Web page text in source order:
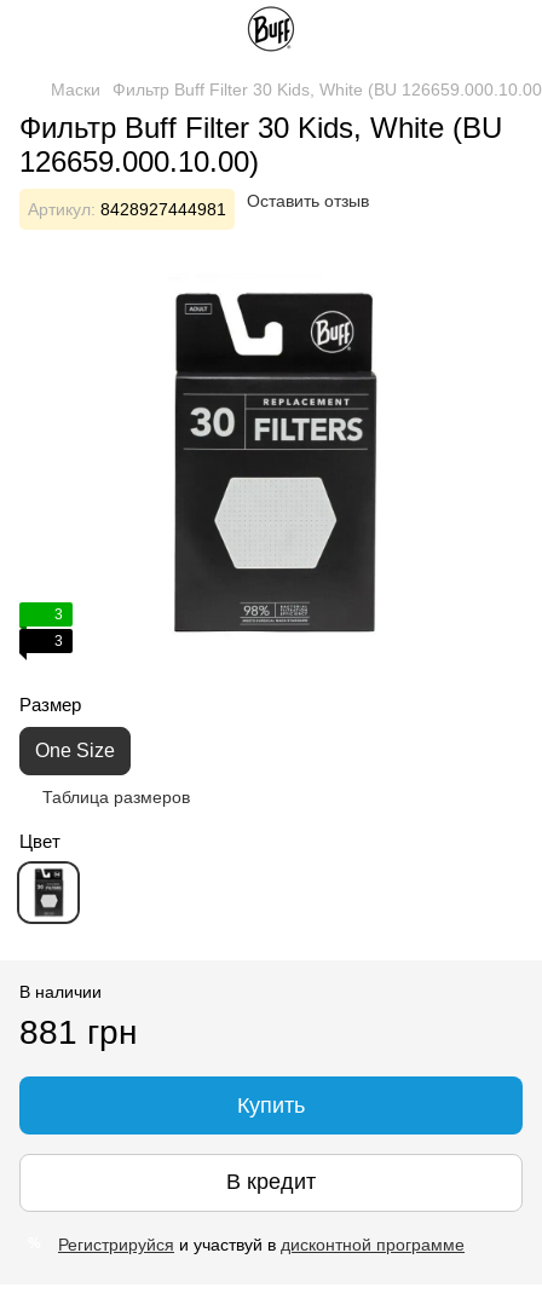
Маски Фильтр Buff Filter 30 Kids, White (BU
Фильтр Buff Filter 30 Kids, White (BU
126659.000.10.00)
Артикул: 8428927444981 Оставить отзыв
3
3
Размер
One Size
Таблица размеров
Цвет
В наличии
881 грн
Купить
В кредит
Регистрируйся и участвуй в дисконтной программе